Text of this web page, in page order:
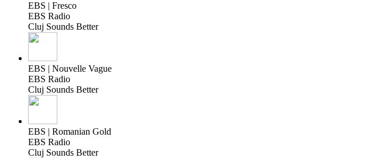
EBS | Fresco
EBS Radio
Cluj Sounds Better
EBS | Nouvelle Vague
EBS Radio
Cluj Sounds Better
EBS | Romanian Gold
EBS Radio
Cluj Sounds Better